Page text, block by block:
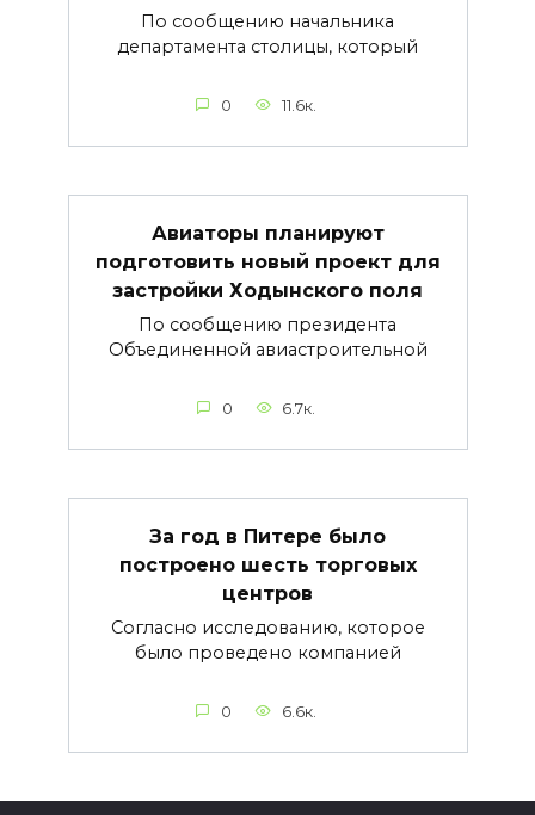
По сообщению начальника
департамента столицы, который
0 11.6к.
Авиаторы планируют
подготовить новый проект для
застройки Ходынского поля
По сообщению президента
Объединенной авиастроительной
0 6.7к.
За год в Питере было
построено шесть торговых
центров
Согласно исследованию, которое
было проведено компанией
0 6.6к.